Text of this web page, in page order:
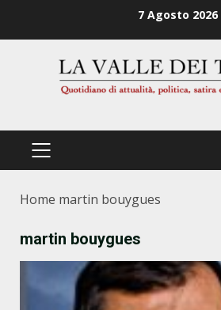
7 Agosto 2026
PRIMÄRES
Home martin bouygues
martin bouygues